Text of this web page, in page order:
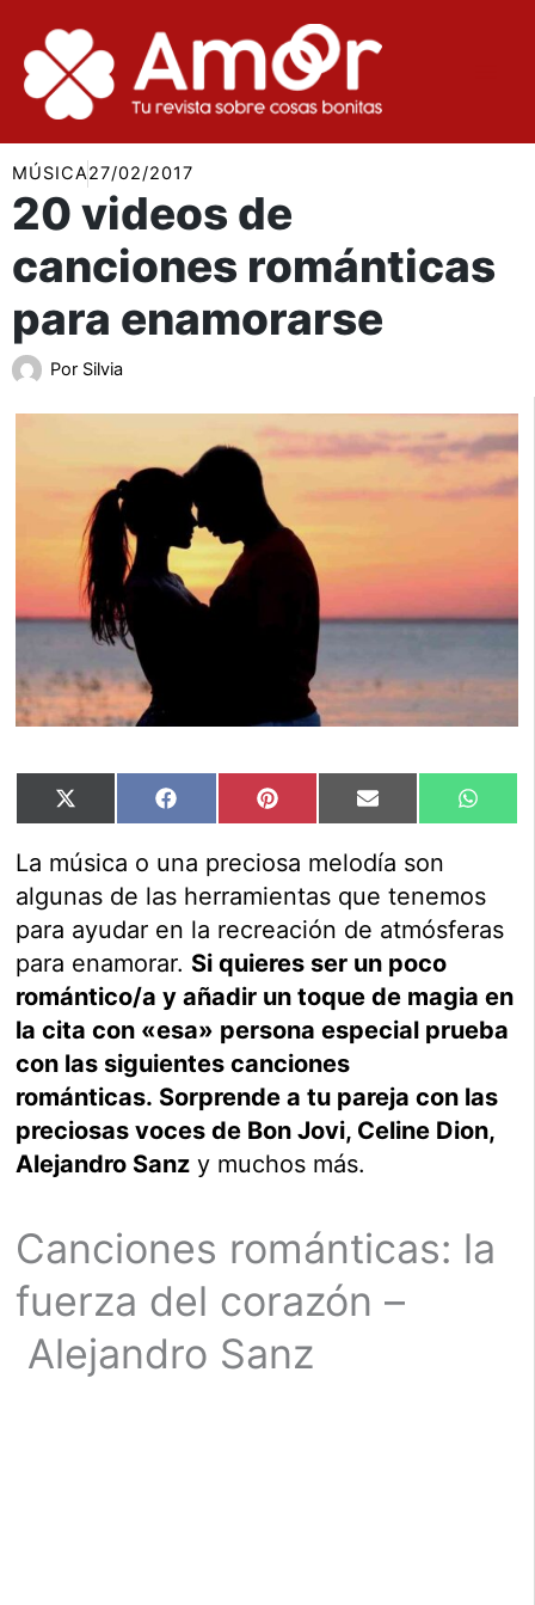
contenido
MÚSICA27/02/2017
20 videos de
canciones románticas
para enamorarse
Por Silvia
Compartir
en
X
(Twitter)
Compartir
en
Facebook Compartir
en
Pinterest Compartir
en
Email
en
La música o una preciosa melodía son
algunas de las herramientas que tenemos
para ayudar en la recreación de atmósferas
para enamorar. Si quieres ser un poco
romántico/a y añadir un toque de magia en
la cita con «esa» persona especial prueba
con las siguientes canciones
románticas. Sorprende a tu pareja con las
preciosas voces de Bon Jovi, Celine Dion,
Alejandro Sanz y muchos más.
Canciones románticas: la
fuerza del corazón –
Alejandro Sanz